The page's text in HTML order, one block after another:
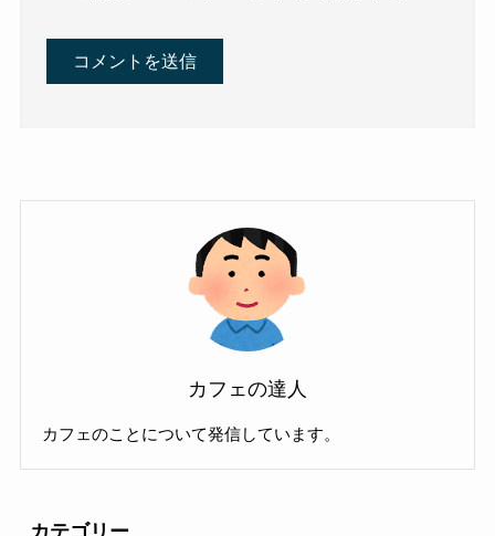
カフェの達人
カフェのことについて発信しています。
カテゴリー